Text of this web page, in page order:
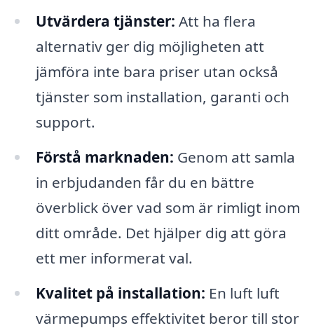
Utvärdera tjänster: Att ha flera
alternativ ger dig möjligheten att
jämföra inte bara priser utan också
tjänster som installation, garanti och
support.
Förstå marknaden: Genom att samla
in erbjudanden får du en bättre
överblick över vad som är rimligt inom
ditt område. Det hjälper dig att göra
ett mer informerat val.
Kvalitet på installation: En luft luft
värmepumps effektivitet beror till stor